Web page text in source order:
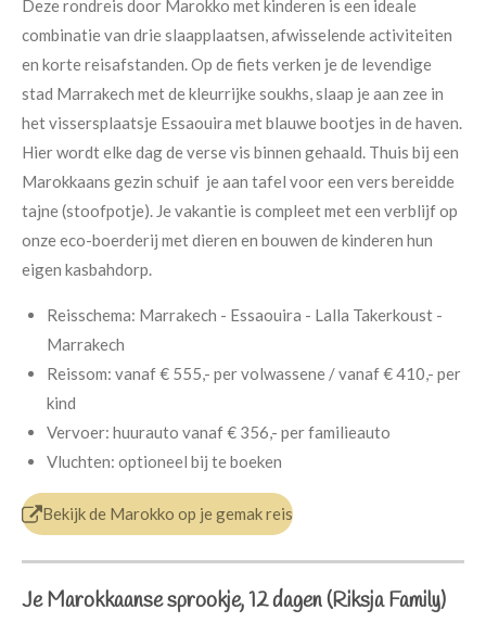
Deze rondreis door Marokko met kinderen is een ideale
combinatie van drie slaapplaatsen, afwisselende activiteiten
en korte reisafstanden. Op de fiets verken je de levendige
stad Marrakech met de kleurrijke soukhs, slaap je aan zee in
het vissersplaatsje Essaouira met blauwe bootjes in de haven.
Hier wordt elke dag de verse vis binnen gehaald. Thuis bij een
Marokkaans gezin schuif je aan tafel voor een vers bereidde
tajne (stoofpotje). Je vakantie is compleet met een verblijf op
onze eco-boerderij met dieren en bouwen de kinderen hun
eigen kasbahdorp.
Reisschema: Marrakech - Essaouira - Lalla Takerkoust -
Marrakech
Reissom: vanaf € 555,- per volwassene /vanaf € 410,- per
kind
Vervoer: huurauto vanaf € 356,- per familieauto
Vluchten: optioneel bij te boeken
Bekijk de Marokko op je gemak reis
Je Marokkaanse sprookje, 12 dagen (Riksja Family)